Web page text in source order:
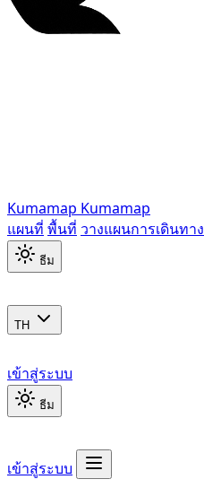
Kumamap Kumamap
แผนที่ พื้นที่ วางแผนการเดินทาง
ธีม
TH
เข้าสู่ระบบ
ธีม
เข้าสู่ระบบ